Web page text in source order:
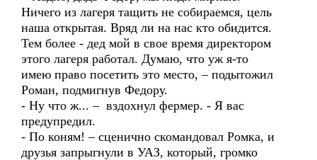
Ничего из лагеря тащить не собираемся, цель
наша открытая. Вряд ли на нас кто обидится.
Тем более - дед мой в свое время директором
этого лагеря работал. Думаю, что уж я-то
имею право посетить это место, – подытожил
Роман, подмигнув Федору.
- Ну что ж... – вздохнул фермер. - Я вас
предупредил.
- По коням! – сценично скомандовал Ромка, и
друзья запрыгнули в УАЗ, который, громко